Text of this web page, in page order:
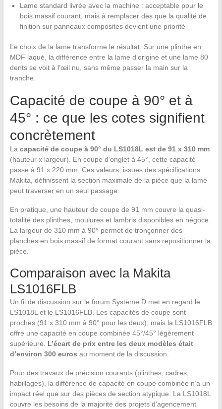
Lame standard livrée avec la machine : acceptable pour le
bois massif courant, mais à remplacer dès que la qualité de
finition sur panneaux composites devient une priorité
Le choix de la lame transforme le résultat. Sur une plinthe en
MDF laqué, la différence entre la lame d’origine et une lame 80
dents se voit à l’œil nu, sans même passer la main sur la
tranche.
Capacité de coupe à 90° et à
45° : ce que les cotes signifient
concrètement
La capacité de coupe à 90° du LS1018L est de 91 x 310 mm
(hauteur x largeur). En coupe d’onglet à 45°, cette capacité
passe à 91 x 220 mm. Ces valeurs, issues des spécifications
Makita, définissent la section maximale de la pièce que la lame
peut traverser en un seul passage.
En pratique, une hauteur de coupe de 91 mm couvre la quasi-
totalité des plinthes, moulures et lambris disponibles en négoce.
La largeur de 310 mm à 90° permet de tronçonner des
planches en bois massif de format courant sans repositionner la
pièce.
Comparaison avec la Makita
LS1016FLB
Un fil de discussion sur le forum Système D met en regard le
LS1018L et le LS1016FLB. Les capacités de coupe sont
proches (91 x 310 mm à 90° pour les deux), mais la LS1016FLB
offre une capacité en coupe combinée 45°/45° légèrement
supérieure. L’écart de prix entre les deux modèles était
d’environ 300 euros au moment de la discussion.
Pour des travaux de précision courants (plinthes, cadres,
habillages), la différence de capacité en coupe combinée n’a un
impact réel que sur des pièces de section atypique. La LS1018L
couvre les besoins de la majorité des projets d’agencement